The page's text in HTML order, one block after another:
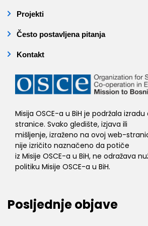
Projekti
Često postavljena pitanja
Kontakt
Misija OSCE-a u BiH je podržala
stranice. Svako gledište, izjava ili
mišljenje, izraženo na ovoj web-
nije izričito naznačeno da potiče
iz Misije OSCE-a u BiH, ne odražava
politiku Misije OSCE-a u BiH.
Posljednje objave